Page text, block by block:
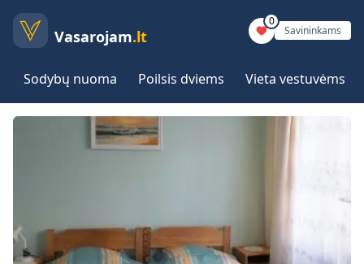
Vasarojam.lt
0
Savininkams
Sodybų nuoma Poilsis dviems Vieta vestuvėms